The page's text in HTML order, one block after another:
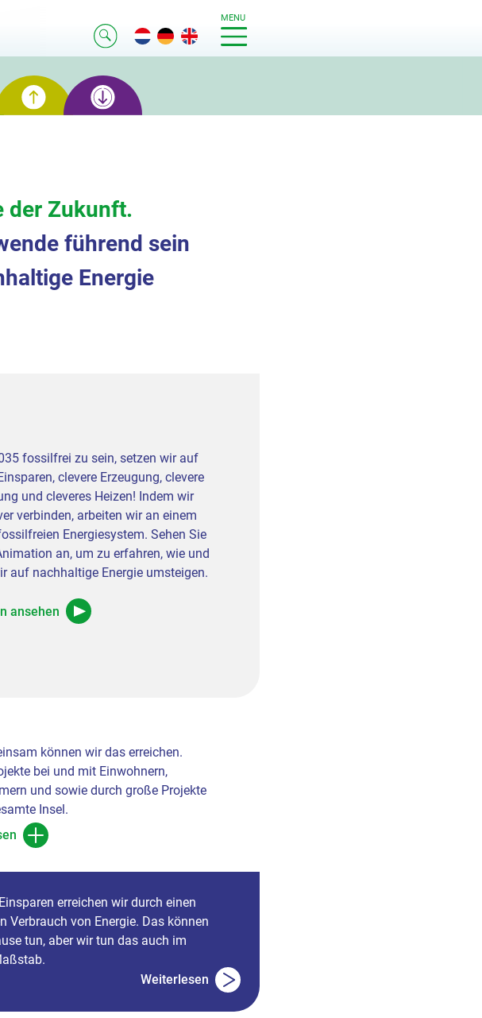
MENU
der Zukunft.
führend sein
Energie
fossilfrei zu sein, setzen wir auf
clevere Erzeugung, clevere
und cleveres Heizen! Indem wir
verbinden, arbeiten wir an einem
Energiesystem. Sehen Sie
an, um zu erfahren, wie und
auf nachhaltige Energie umsteigen.
ansehen
können wir das erreichen.
bei und mit Einwohnern,
und sowie durch große Projekte
Insel.
erreichen wir durch einen
Verbrauch von Energie. Das können
tun, aber wir tun das auch im
Weiterlesen